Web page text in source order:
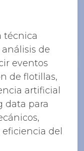
técnica
de
eventos
de flotillas,
artificial
data para
del